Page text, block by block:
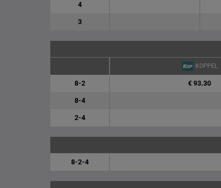
4
3
KOPPEL
8-2 € 93.30
8-4
2-4
8-2-4